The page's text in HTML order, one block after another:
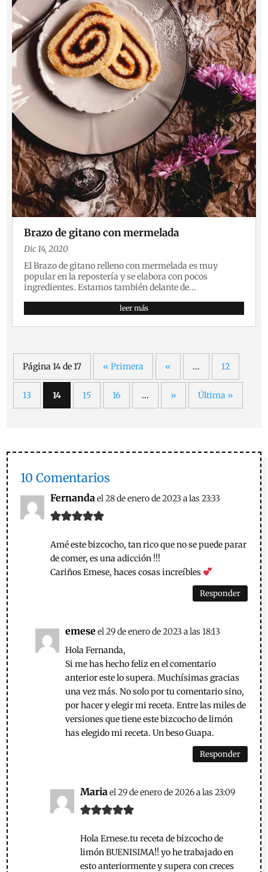
Brazo de gitano con mermelada
Dic 14, 2020
El Brazo de gitano relleno con mermelada es muy
popular en la repostería y se elabora con pocos
ingredientes. Estamos también delante de...
leer más
Página 14 de 17 « Primera « ... 12
13 14 15 16 ... » Última »
10 Comentarios
Fernanda el 28 de enero de 2023 a las 23:33
Amé este bizcocho, tan rico que no se puede parar
de comer, es una adicción !!!
Cariños Emese, haces cosas increíbles
Responder
emeseel 29 de enero de 2023 a las 18:13
Hola Fernanda,
Si me has hecho feliz en el comentario
anterior este lo supera. Muchísimas gracias
una vez más. No solo por tu comentario sino,
por hacer y elegir mi receta. Entre las miles de
versiones que tiene este bizcocho de limón
has elegido mi receta. Un beso Guapa.
Responder
Maria el 29 de enero de 2026 a las 23:09
Hola Ernese.tu receta de bizcocho de
limón BUENISIMA!! yo he trabajado en
esto anteriormente y supera con creces